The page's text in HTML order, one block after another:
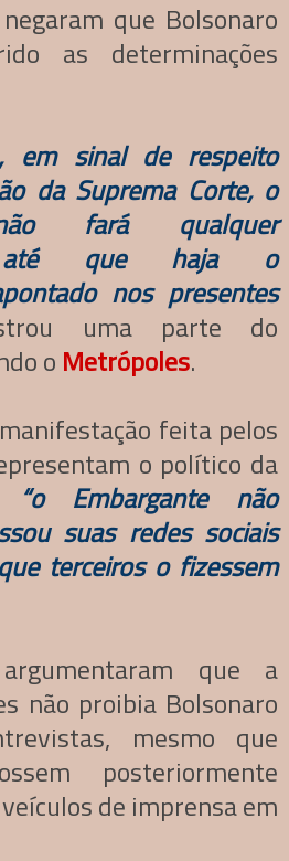
que Bolsonaro
as determinações
em sinal de respeito
da Suprema Corte, o
fará qualquer
até que haja o
nos presentes
uma parte do
o Metrópoles.
feita pelos
o político da
“o Embargante não
suas redes sociais
terceiros o fizessem
que a
não proibia Bolsonaro
mesmo que
posteriormente
de imprensa em